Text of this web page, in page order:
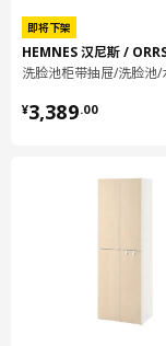
即将下架
¥3,389.00
¥ 3389.00